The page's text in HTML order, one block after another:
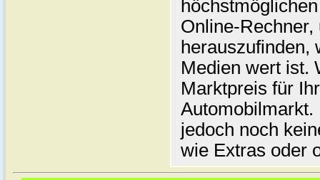
Online-
herauszufinden,
Medien wert ist.
Marktpreis für
jedoch noch
wie Extras oder